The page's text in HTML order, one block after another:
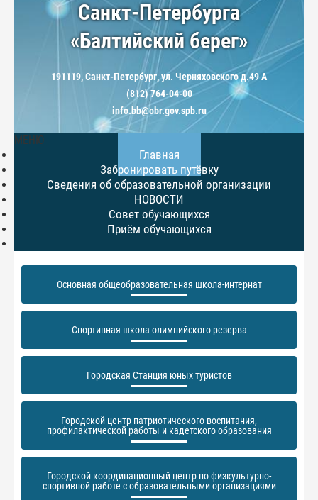
Санкт-Петербурга
«Балтийский берег»
191119, Санкт-Петербург, ул. Черняховского д.49 А
(812) 764-04-00
info.bb@obr.gov.spb.ru
МЕНЮ
Главная
Забронировать путёвку
Сведения об образовательной организации
НОВОСТИ
Совет обучающихся
Приём обучающихся
Основная общеобразовательная школа-интернат
Спортивная школа олимпийского резерва
Городская Станция юных туристов
Городской центр патриотического воспитания,
профилактической работы и кадетского образования
Городской координационный центр по физкультурно-
спортивной работе с образовательными организациями